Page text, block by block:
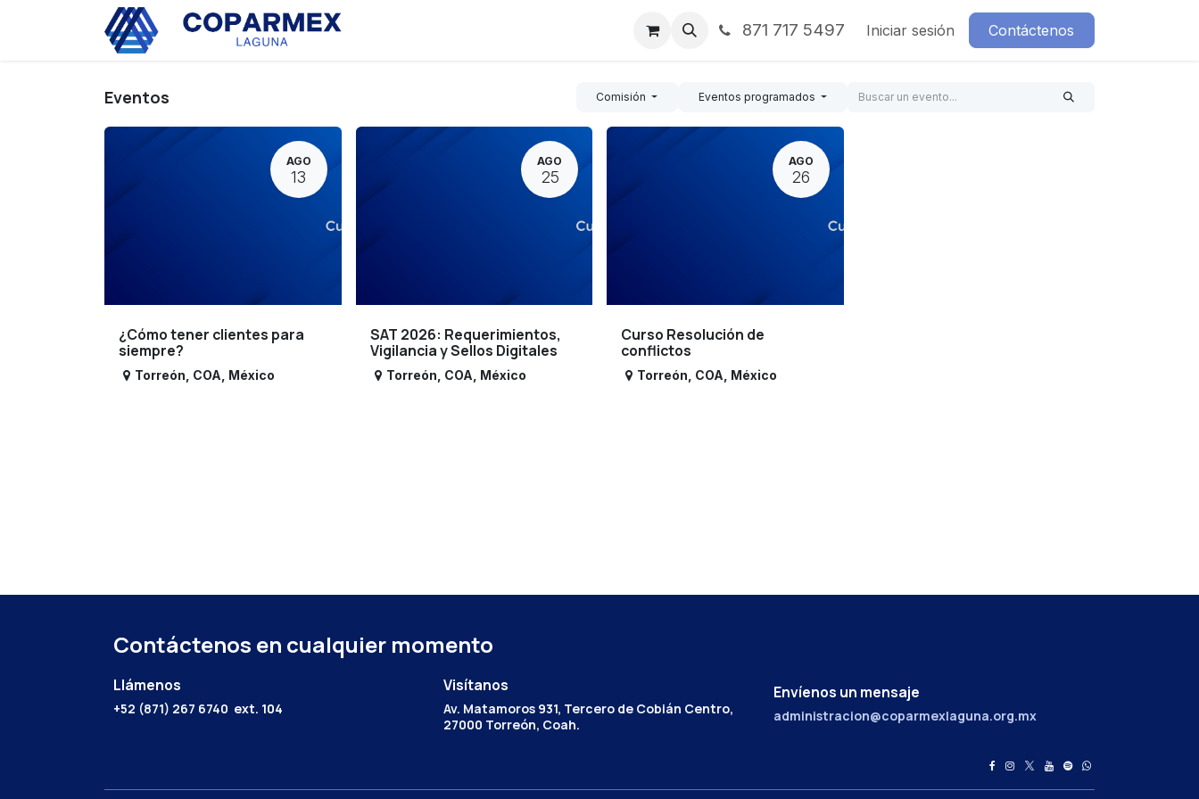
Noticias Contáctenos871 717 5497 Iniciar sesión Contáctenos
Eventos Comisión Eventos programados
AGO
13
¿Cómo tener clientes para
siempre?
Torreón COA México
AGO
25
SAT 2026: Requerimientos,
Vigilancia y Sellos Digitales
Torreón COA México
AGO
26
Curso Resolución de
conflictos
Torreón COA México
Contáctenos en cualquier momento
Llámenos
+52 (871) 267 6740 ext. 104
Envíenos un mensaje
administracion@coparmexlaguna.org.mx
Visítanos
Av. Matamoros 931, Tercero de Cobián Centro,
27000 Torreón, Coah.